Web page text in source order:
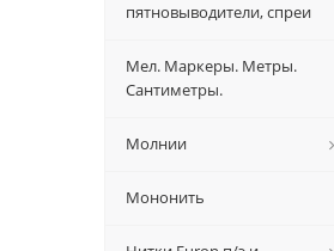
пятновыводители, спреи
Мел. Маркеры. Метры.
Сантиметры.
Молнии
Мононить